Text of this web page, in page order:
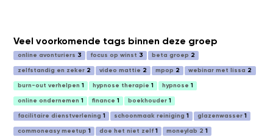
Veel voorkomende tags binnen deze groep
online avonturiers 3 focus op winst 3 beta groep 2
zelfstandig en zeker 2 video mattie 2 mpop 2 webinar met lissa 2
burn-out verhelpen 1 hypnose therapie 1 hypnose 1
online ondernemen 1 finance 1 boekhouder 1
facilitaire dienstverlening 1 schoonmaak reiniging 1 glazenwasser 1
commoneasy meetup 1 doe het niet zelf 1 moneylab 2 1